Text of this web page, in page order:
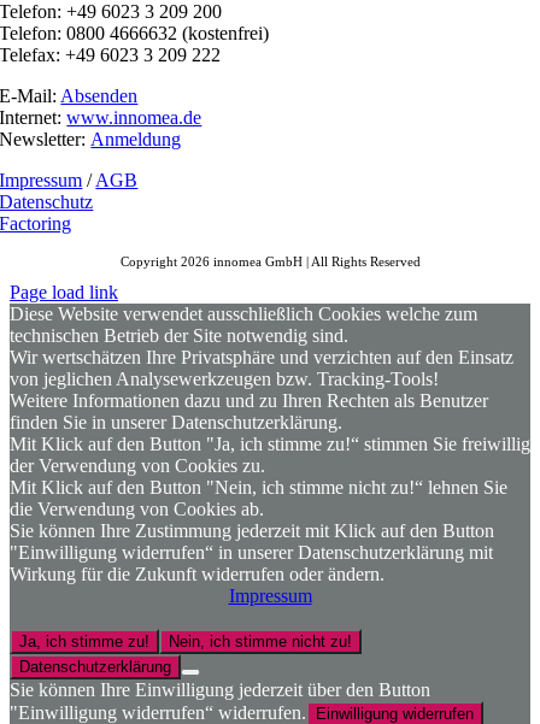
Telefon: +49 6023 3 209 200
Telefon: 0800 4666632 (kostenfrei)
Telefax: +49 6023 3 209 222
E-Mail: Absenden
Internet:www.innomea.de
Newsletter: Anmeldung
Impressum /AGB
Datenschutz
Factoring
Copyright 2026 innomea GmbH | All Rights Reserved
Page load link
Diese Website verwendet ausschließlich Cookies welche zum
technischen Betrieb der Site notwendig sind.
Wir wertschätzen Ihre Privatsphäre und verzichten auf den Einsatz
von jeglichen Analysewerkzeugen bzw. Tracking-Tools!
Weitere Informationen dazu und zu Ihren Rechten als Benutzer
finden Sie in unserer Datenschutzerklärung.
Mit Klick auf den Button "Ja, ich stimme zu!“ stimmen Sie freiwillig
der Verwendung von Cookies zu.
Mit Klick auf den Button "Nein, ich stimme nicht zu!“ lehnen Sie
die Verwendung von Cookies ab.
Sie können Ihre Zustimmung jederzeit mit Klick auf den Button
"Einwilligung widerrufen“ in unserer Datenschutzerklärung mit
Wirkung für die Zukunft widerrufen oder ändern.
Impressum
Ja, ich stimme zu!
Nein, ich stimme nicht zu!
Datenschutzerklärung
Sie können Ihre Einwilligung jederzeit über den Button
"Einwilligung widerrufen“ widerrufen.
Einwilligung widerrufen